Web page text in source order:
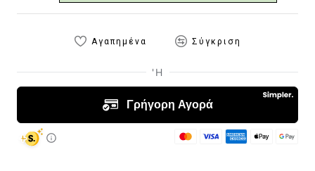
Αγαπημένα Σύγκριση